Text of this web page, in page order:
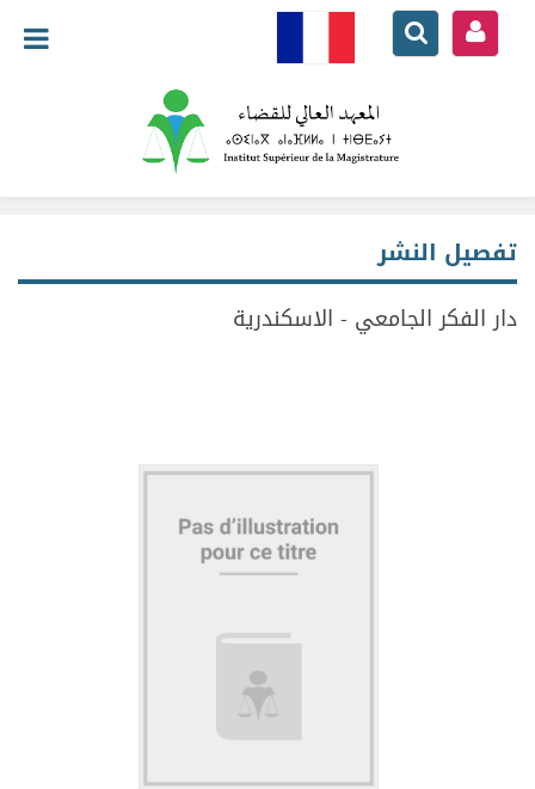
تفصيل النشر
دار الفكر الجامعي - الاسكندرية